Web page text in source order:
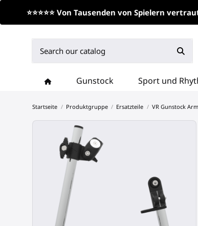
⭐⭐⭐⭐⭐ Von Tausenden von Spielern
Gunstock Sport und
Startseite Produktgruppe Ersatzteile VR Gunstock